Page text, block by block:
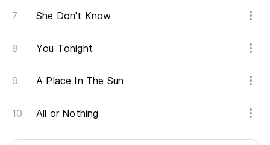
She Don't Know
You Tonight
A Place In The Sun
All or Nothing